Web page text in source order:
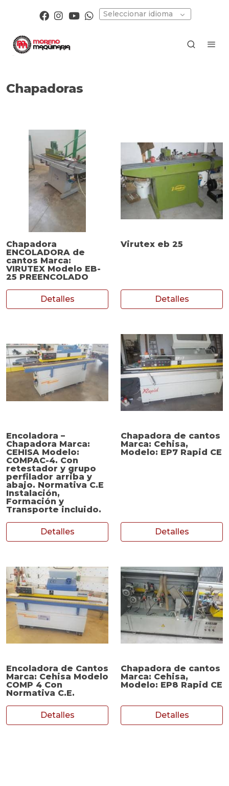
Seleccionar idioma
Chapadoras
Chapadora
ENCOLADORA de
cantos Marca:
VIRUTEX Modelo EB-
25 PREENCOLADO
Detalles
Virutex eb 25
Detalles
Encoladora –
Chapadora Marca:
CEHISA Modelo:
COMPAC-4. Con
retestador y grupo
perfilador arriba y
abajo. Normativa C.E
Instalación,
Formación y
Transporte incluido.
Detalles
Chapadora de cantos
Marca: Cehisa,
Modelo: EP7 Rapid CE
Detalles
Encoladora de Cantos
Marca: Cehisa Modelo
COMP 4 Con
Normativa C.E.
Detalles
Chapadora de cantos
Marca: Cehisa,
Modelo: EP8 Rapid CE
Detalles